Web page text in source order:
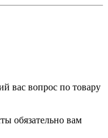
вас вопрос по товару
обязательно вам